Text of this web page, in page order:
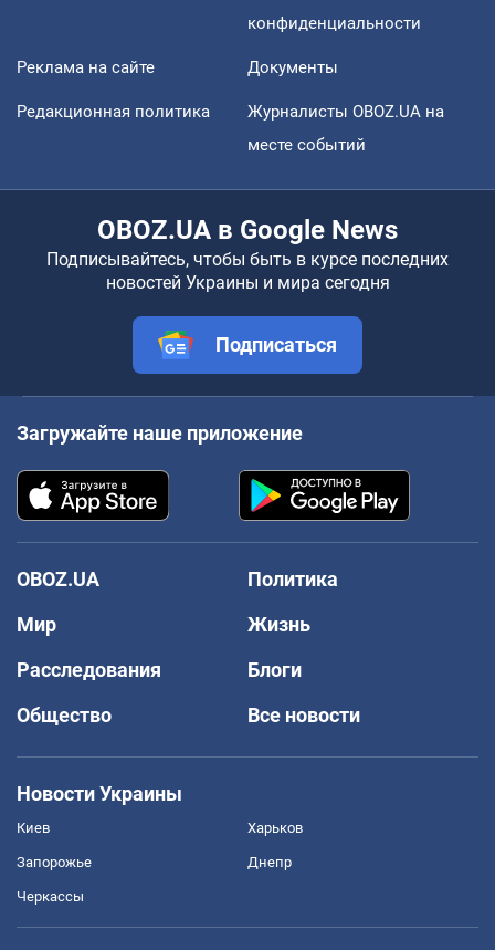
конфиденциальности
Реклама на сайте Документы
Редакционная политика
Журналисты OBOZ.UA на
месте событий
OBOZ.UA в Google News
Подписывайтесь, чтобы быть в курсе последних
новостей Украины и мира сегодня
Подписаться
Загружайте наше приложение
OBOZ.UA
Политика
Мир
Жизнь
Расследования
Блоги
Общество
Все новости
Новости Украины
Киев Харьков
Запорожье Днепр
Черкассы